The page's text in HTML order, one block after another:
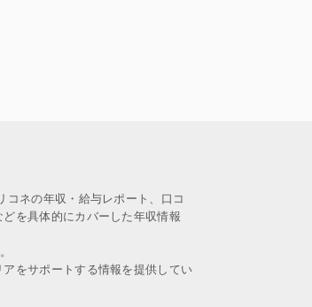
ネの年収・給与レポート、口コ
を具体的にカバーした年収情報
をサポートする情報を提供してい